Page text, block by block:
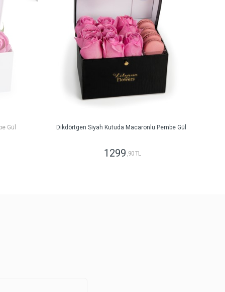
Gül Dikdörtgen Siyah Kutuda Macaronlu Pembe Gül
1299 ,90 TL